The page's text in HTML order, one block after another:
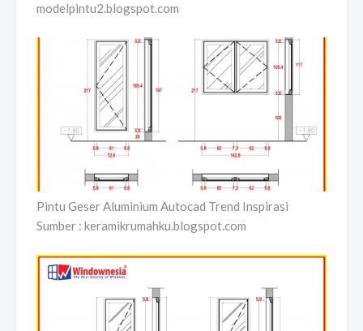
modelpintu2.blogspot.com
Pintu Geser Aluminium Autocad Trend Inspirasi
Sumber : keramikrumahku.blogspot.com